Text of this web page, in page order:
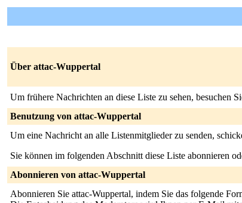
Über attac-Wuppertal
Um frühere Nachrichten an diese Liste zu sehen, besuchen
Benutzung von attac-Wuppertal
Um eine Nachricht an alle Listenmitglieder zu senden,
Sie können im folgenden Abschnitt diese Liste abonnieren
Abonnieren von attac-Wuppertal
Abonnieren Sie attac-Wuppertal, indem Sie das folgende